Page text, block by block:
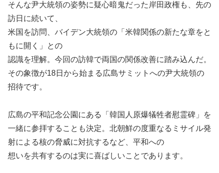
そんな尹大統領の姿勢に疑心暗鬼だった岸田政権も、先の
訪日に続いて、
米国を訪問、バイデン大統領の「米韓関係の新たな章をと
もに開く」との
認識を理解。今回の訪韓で両国の関係改善に踏み込んだ。
その象徴が18日から始まる広島サミットへの尹大統領の
招待です。
広島の平和記念公園にある「韓国人原爆犠牲者慰霊碑」を
一緒に参拝することも決定。北朝鮮の度重なるミサイル発
射による核の脅威に対抗するなど、平和への
想いを共有するのは実に喜ばしいことであります。